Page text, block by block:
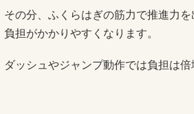
その分、ふくらはぎの筋力で推進力
負担がかかりやすくなります。
ダッシュやジャンプ動作では負担は倍